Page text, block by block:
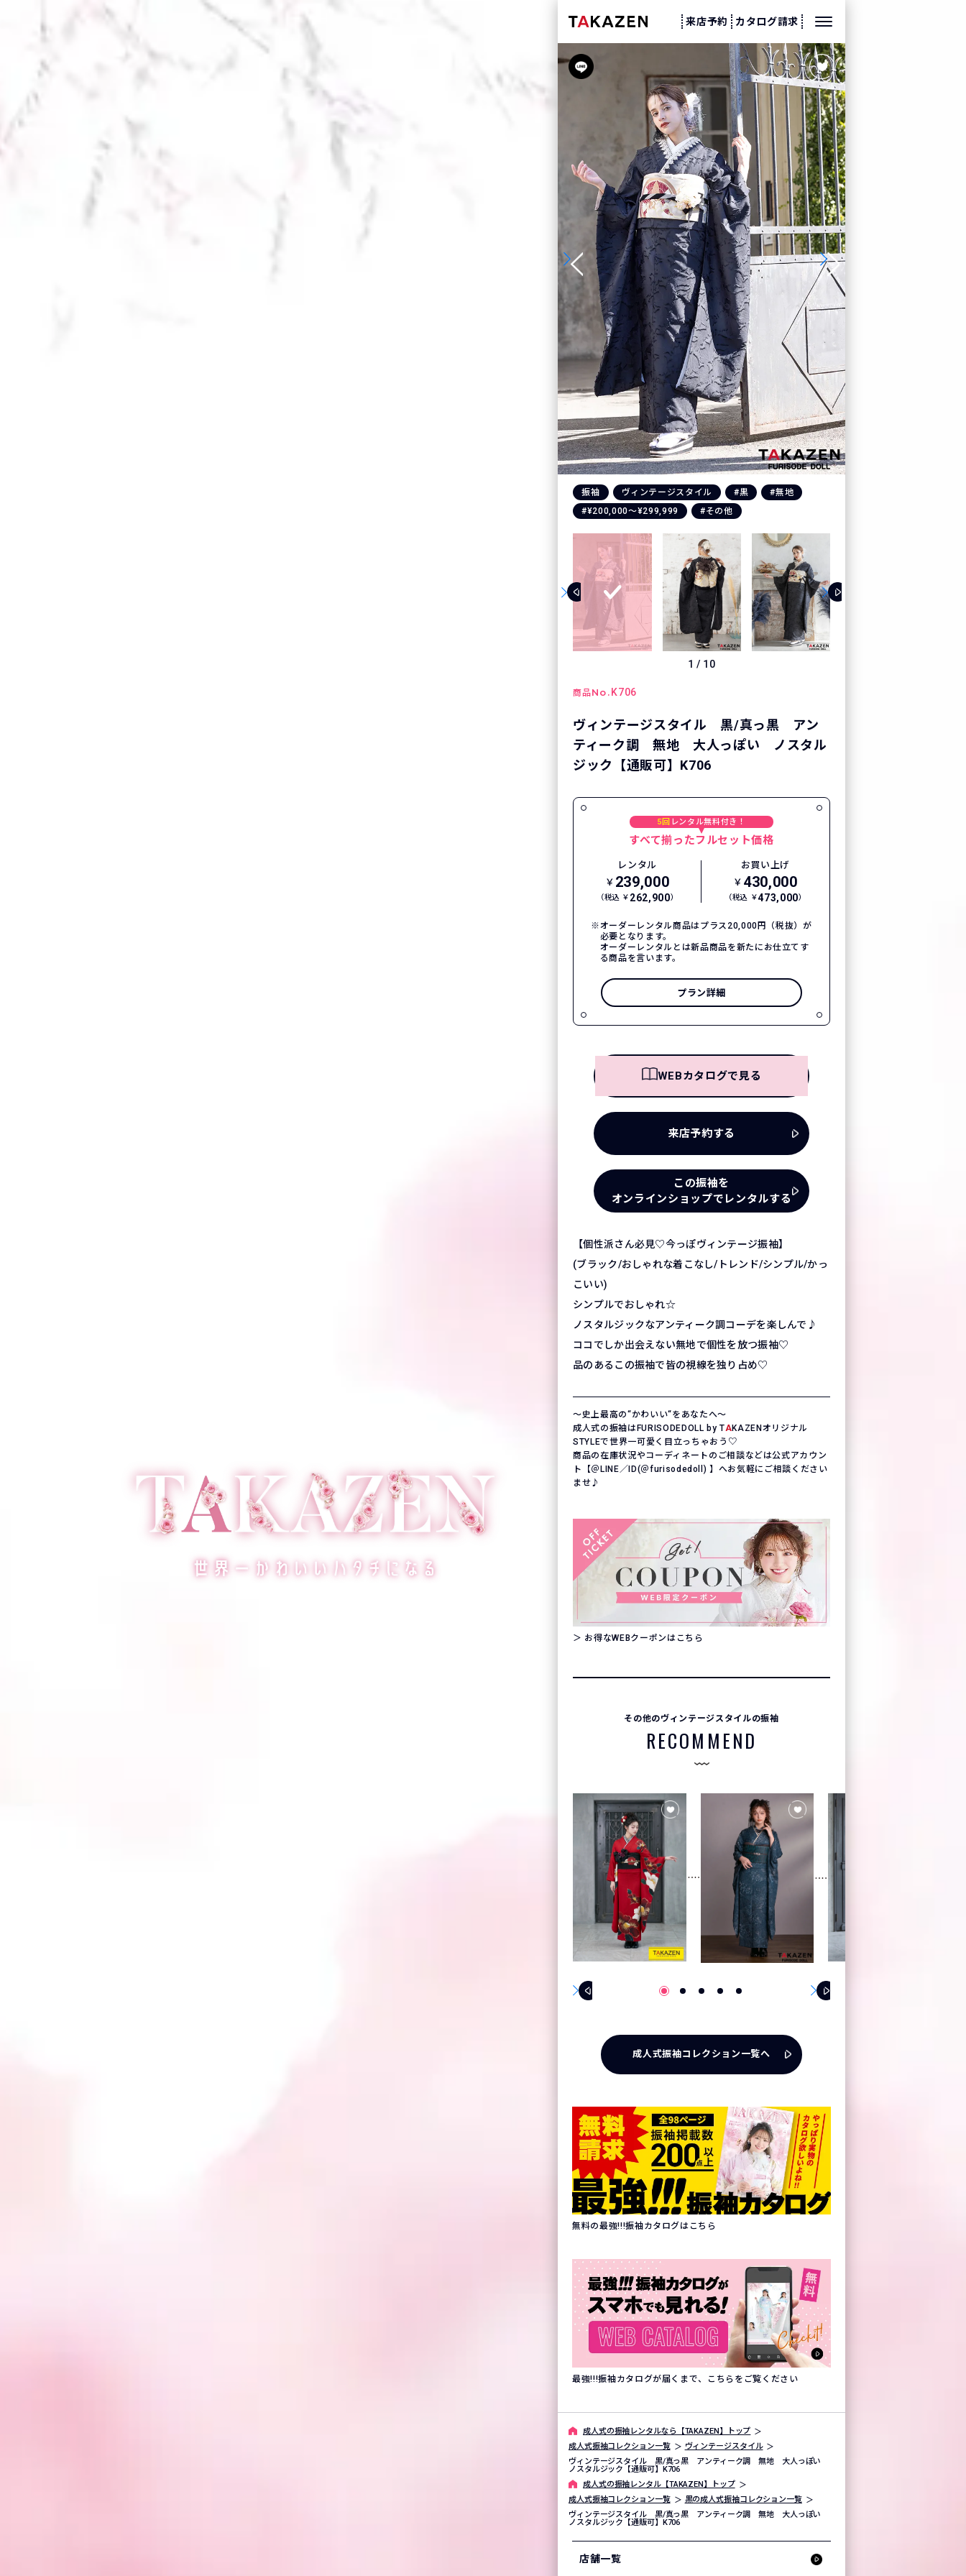
来店予約 カタログ請求
振袖 ヴィンテージスタイル #黒
#無地
#¥200,000〜¥299,999
#その他
1 / 10
商品No. K706
ヴィンテージスタイル 黒/真っ黒 アン
ティーク調 無地 大人っぽい ノスタル
ジック【通販可】K706
5回 レンタル無料付き！
すべて揃ったフルセット価格
レンタル
￥ 239,000
（税込 ￥ 262,900）
お買い上げ
￥ 430,000
（税込 ￥473,000）
オーダーレンタル商品はプラス20,000円（税抜）が
必要となります。
オーダーレンタルとは新品商品を新たにお仕立てす
る商品を言います。
プラン詳細
WEBカタログで見る
来店予約する
この振袖を
オンラインショップでレンタルする
【個性派さん必見♡今っぽヴィンテージ振袖】
(ブラック/おしゃれな着こなし/トレンド/シンプル/かっ
こいい)
シンプルでおしゃれ☆
ノスタルジックなアンティーク調コーデを楽しんで♪
ココでしか出会えない無地で個性を放つ振袖♡
品のあるこの振袖で皆の視線を独り占め♡
〜史上最高の“かわいい“をあなたへ〜
成人式の振袖はFURISODEDOLL by TAKAZENオリジナル
STYLEで世界一可愛く目立っちゃおう♡
商品の在庫状況やコーディネートのご相談などは公式アカウン
ト【＠LINE／ID(＠furisodedoll) 】へお気軽にご相談ください
ませ♪
＞ お得なWEBクーポンはこちら
その他のヴィンテージスタイルの振袖
RECOMMEND
成人式振袖コレクション一覧へ
無料の最強!!!振袖カタログはこちら
最強!!!振袖カタログが届くまで、こちらをご覧ください
成⼈式の振袖レンタルなら【TAKAZEN】トップ
成人式振袖コレクション一覧
ヴィンテージスタイル
ヴィンテージスタイル 黒/真っ黒 アンティーク調 無地 大人っぽい
ノスタルジック【通販可】K706
成⼈式の振袖レンタル【TAKAZEN】トップ
成人式振袖コレクション一覧
黒の成人式振袖コレクション一覧
ヴィンテージスタイル 黒/真っ黒 アンティーク調 無地 大人っぽい
ノスタルジック【通販可】K706
店舗一覧